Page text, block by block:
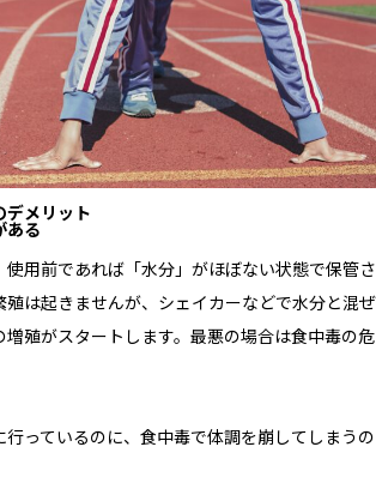
デメリット
ある
用前であれば「水分」がほぼない状態で保管さ
殖は起きませんが、シェイカーなどで水分と混ぜ
増殖がスタートします。最悪の場合は食中毒の危
行っているのに、食中毒で体調を崩してしまうの